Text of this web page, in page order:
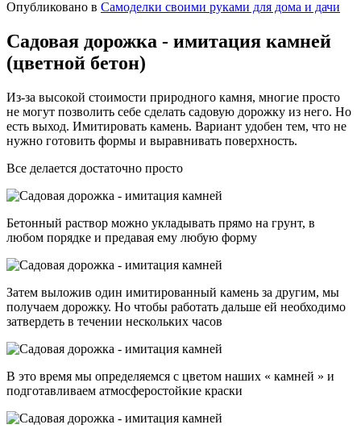
Опубликовано в Самоделки своими руками для дома и дачи
Садовая дорожка - имитация камней
(цветной бетон)
Из-за высокой стоимости природного камня, многие просто
не могут позволить себе сделать садовую дорожку из него. Но
есть выход. Имитировать камень. Вариант удобен тем, что не
нужно готовить формы и выравнивать поверхность.
Все делается достаточно просто
Бетонный раствор можно укладывать прямо на грунт, в
любом порядке и предавая ему любую форму
Затем выложив один имитированный камень за другим, мы
получаем дорожку. Но чтобы работать дальше ей необходимо
затвердеть в течении нескольких часов
В это время мы определяемся с цветом наших « камней » и
подготавливаем атмосферостойкие краски